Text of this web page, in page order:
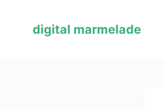
digital marmelade